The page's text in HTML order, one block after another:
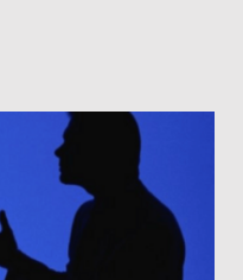
den
Fehlverhalten
geben, dieses zu
deshalb meistens
. Weise den
dir den Erhalt des